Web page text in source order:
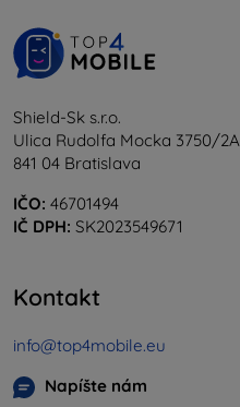
Shield-Sk s.r.o.
Ulica Rudolfa Mocka 3750/2A
841 04 Bratislava
IČO: 46701494
IČ DPH: SK2023549671
Kontakt
info@top4mobile.eu
Napíšte nám